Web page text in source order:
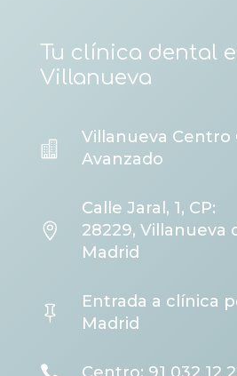
Tu clínica dental
Villanueva

Villanueva
Avanzado

Calle Jaral, 1, CP:
28229, Villanueva
Madrid

Entrada a clínica
Madrid